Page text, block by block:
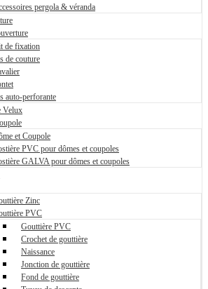
pergola & véranda
de fixation
de couture
auto-perforante
Velux
et Coupole
PVC pour dômes et coupoles
GALVA pour dômes et coupoles
Zinc
PVC
Gouttière PVC
Crochet de gouttière
Naissance
Jonction de gouttière
Fond de gouttière